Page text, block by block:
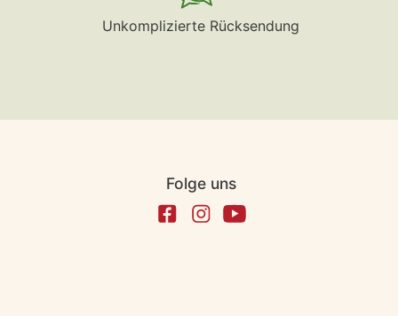
Unkomplizierte Rücksendung
Folge uns